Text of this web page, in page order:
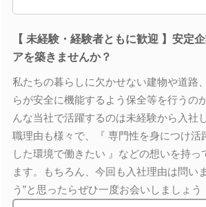
【 未経験・経験者ともに歓迎 】安定
アを築きませんか？
私たちの暮らしに欠かせない建物や道路
らが安全に機能するよう保全等を行うの
んな当社で活躍するのは未経験から入社
職理由も様々で、『 専門性を身につけ活
した環境で働きたい 』などの想いを持っ
ます。もちろん、今回も入社理由は問い
う”と思ったらぜひ一度お会いしましょう